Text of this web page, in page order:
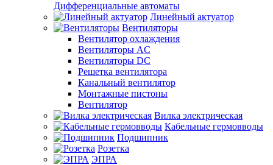
Дифференциальные автоматы
Линейный актуатор
Вентиляторы
Вентилятор охлаждения
Вентиляторы AC
Вентиляторы DC
Решетка вентилятора
Канальный вентилятор
Монтажные пистоны
Вентилятор
Вилка электрическая
Кабельные гермовводы
Подшипник
Розетка
ЭПРА